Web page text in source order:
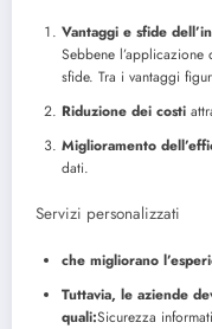
Vantaggi e sfide
Sebbene
sfide. Tra i vantaggi
Riduzione dei costi
Miglioramento
dati.
Servizi personalizzati
che migliorano
Tuttavia, le aziende
quali:Sicurezza